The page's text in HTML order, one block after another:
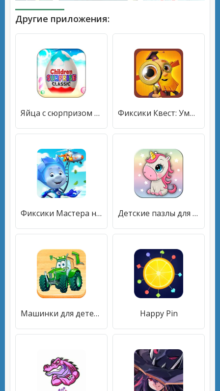
Другие приложения:
Яйца с сюрпризом для девочек и мальчиков Фиксики Квест: Умные Игры Для Детей! Детские Игры!
Фиксики Мастера на Вертолёте! Детские Игры Фиксики Детские пазлы для девочек
Машинки для детей. Детские пазлы для мальчиков. Happy Pin